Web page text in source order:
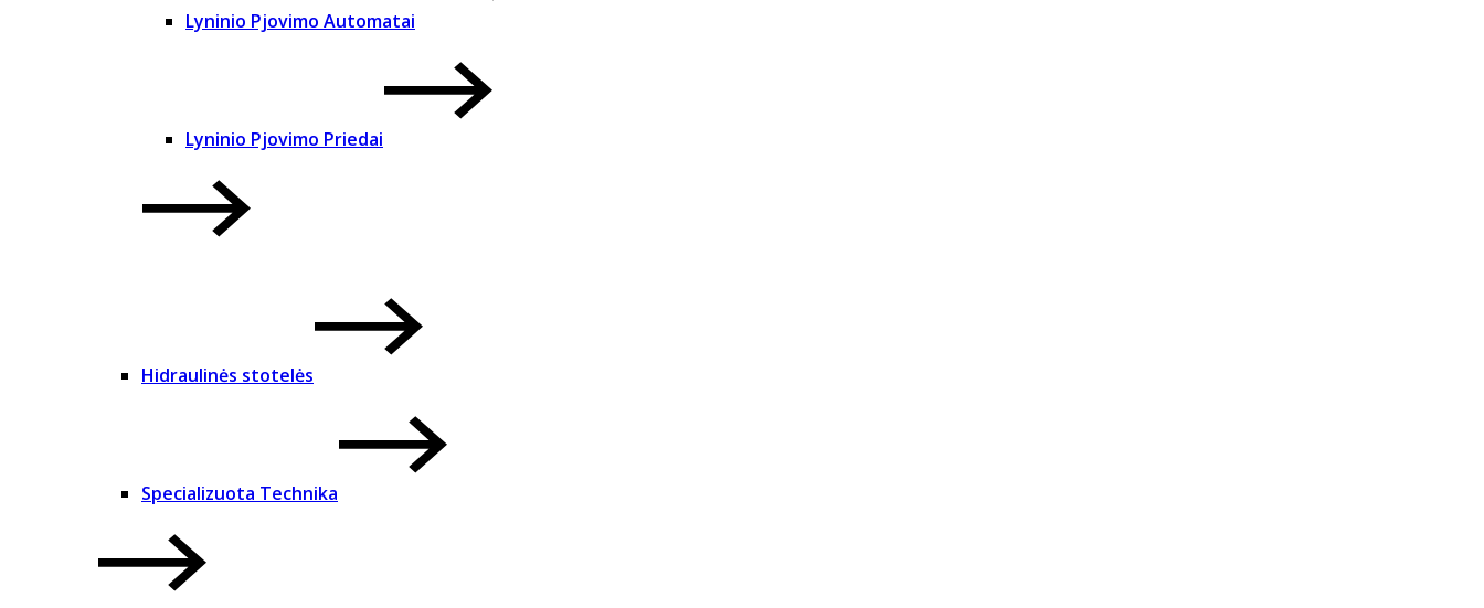
Lyninio Pjovimo Automatai
Lyninio Pjovimo Priedai
Hidraulinės stotelės
Specializuota Technika